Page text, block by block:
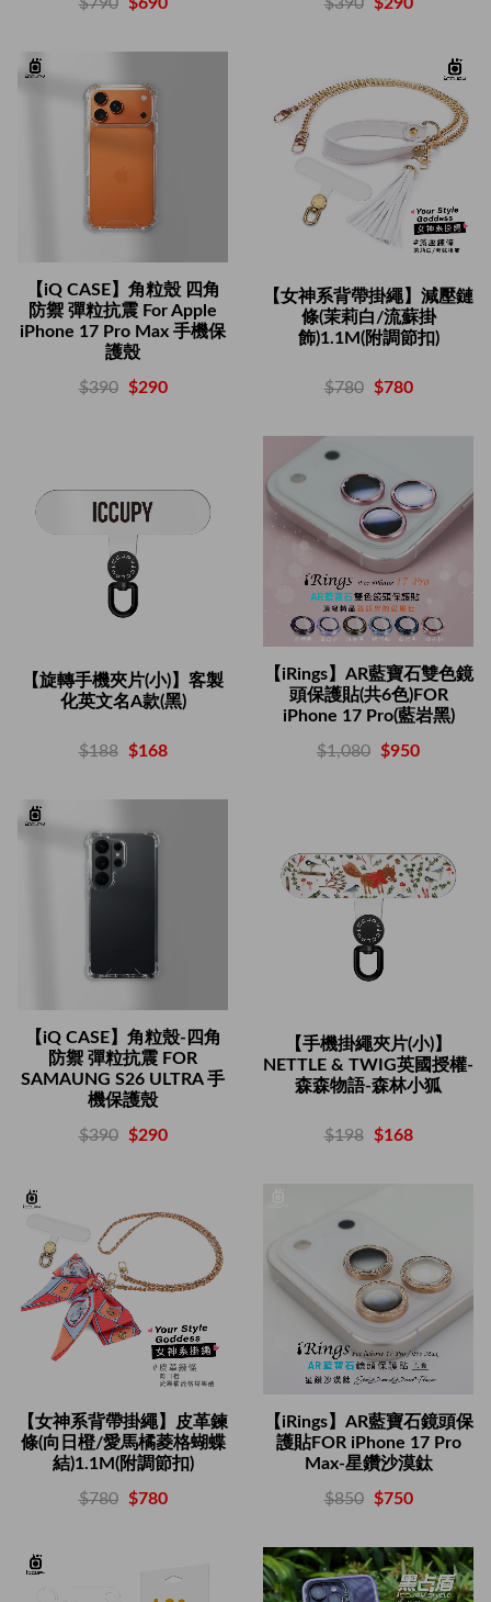
【iQ CASE】角粒殼 四角
防禦 彈粒抗震 For Apple
iPhone 17 Pro Max 手機保
護殼
$390 $290
【女神系背帶掛繩】減壓鏈
條(茉莉白/流蘇掛
飾)1.1M(附調節扣)
$780 $780
【旋轉手機夾片(小)】客製
化英文名A款(黑)
$188 $168
【iRings】AR藍寶石雙色鏡
頭保護貼(共6色)FOR
iPhone 17 Pro(藍岩黑)
$1,080 $950
【iQ CASE】角粒殼-四角
防禦 彈粒抗震 FOR
SAMAUNG S26 ULTRA 手
機保護殼
$390 $290
【手機掛繩夾片(小)】
NETTLE & TWIG英國授權-
森森物語-森林小狐
$198 $168
【女神系背帶掛繩】皮革鍊
條(向日橙/愛馬橘菱格蝴蝶
結)1.1M(附調節扣)
$780 $780
【iRings】AR藍寶石鏡頭保
護貼FOR iPhone 17 Pro
Max-星鑽沙漠鈦
$850 $750